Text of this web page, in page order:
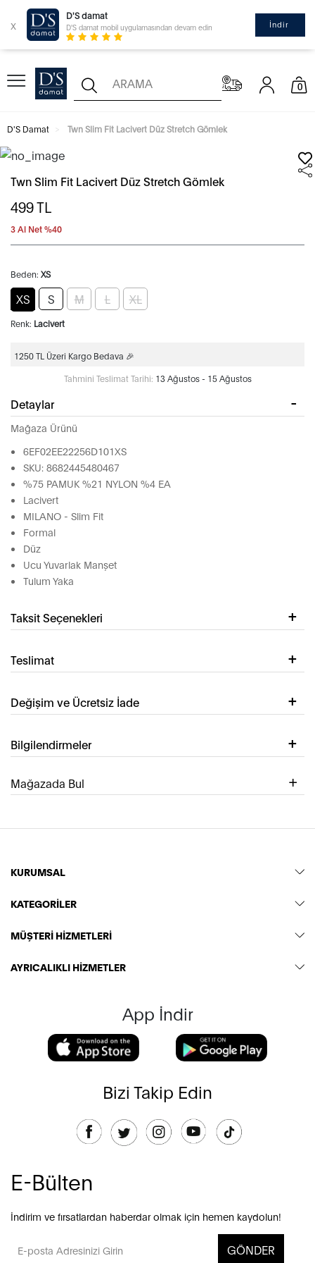
x
D'S damat
D'S damat mobil uygulamasından devam edin İndir
0
D'S Damat Twn Slim Fit Lacivert Düz Stretch Gömlek
Twn Slim Fit Lacivert Düz Stretch Gömlek
499TL
3 Al Net %40
Beden: XS
XS S M L XL
Renk: Lacivert
1250 TL Üzeri Kargo Bedava 🎉
Tahmini Teslimat Tarihi: 13 Ağustos - 15 Ağustos
Detaylar
Mağaza Ürünü
6EF02EE22256D101XS
SKU: 8682445480467
%75 PAMUK %21 NYLON %4 EA
Lacivert
MILANO - Slim Fit
Formal
Düz
Ucu Yuvarlak Manşet
Tulum Yaka
Taksit Seçenekleri
Teslimat
Değişim ve Ücretsiz İade
Bilgilendirmeler
Mağazada Bul
KURUMSAL
KATEGORİLER
MÜŞTERİ HİZMETLERİ
AYRICALIKLI HİZMETLER
App İndir
Bizi Takip Edin
E-Bülten
İndirim ve fırsatlardan haberdar olmak için hemen kaydolun!
GÖNDER